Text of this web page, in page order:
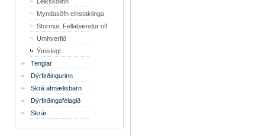
Myndasöfn einstaklinga
Stormur, Fellabændur ofl.
Umhverfið
Ýmislegt
Tenglar
Dýrfirðingurinn
Skrá afmælisbarn
Dýrfirðingafélagið
Skrár